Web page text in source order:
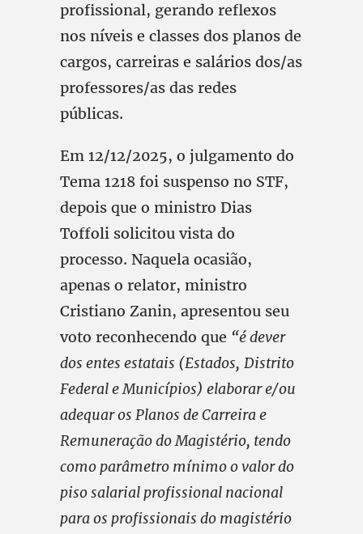
profissional, gerando reflexos
nos níveis e classes dos planos de
cargos, carreiras e salários dos/as
professores/as das redes
públicas.
Em 12/12/2025, o julgamento do
Tema 1218 foi suspenso no STF,
depois que o ministro Dias
Toffoli solicitou vista do
processo. Naquela ocasião,
apenas o relator, ministro
Cristiano Zanin, apresentou seu
voto reconhecendo que “é dever
dos entes estatais (Estados, Distrito
Federal e Municípios) elaborar e/ou
adequar os Planos de Carreira e
Remuneração do Magistério, tendo
como parâmetro mínimo o valor do
piso salarial profissional nacional
para os profissionais do magistério